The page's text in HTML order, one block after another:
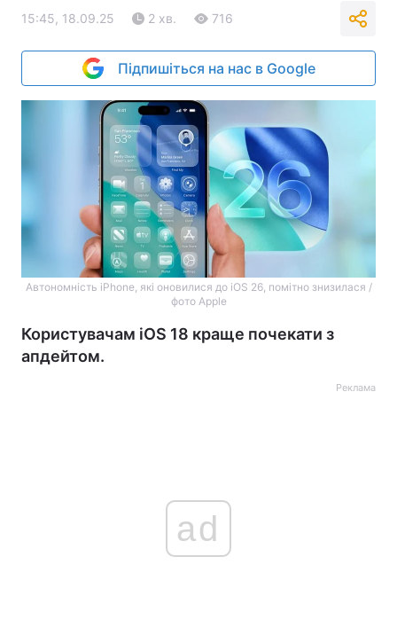
15:45, 18.09.25 2 хв. 716
Підпишіться на нас в Google
Автономність iPhone, які оновилися до iOS 26, помітно знизилася /
фото Apple
Користувачам iOS 18 краще почекати з
апдейтом.
Реклама
ad